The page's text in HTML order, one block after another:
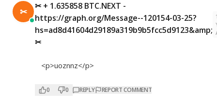
✂
✂ + 1.635858 BTC.NEXT -
https://graph.org/Message--120154-03-25?
hs=ad8d41604d29189a319b9b5fcc5d9123&amp;
✂
<p>uoznnz</p>
0 0 REPLY REPORT COMMENT